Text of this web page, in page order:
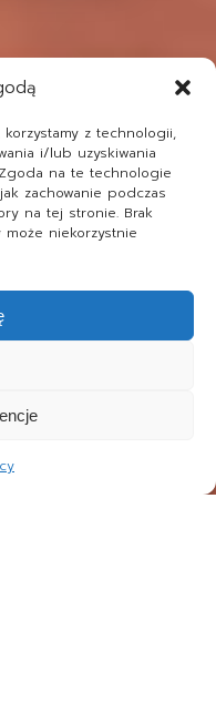
z technologii,
i/lub uzyskiwania
na te technologie
zachowanie podczas
na tej stronie. Brak
niekorzystnie